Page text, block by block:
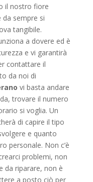
il nostro fiore
da sempre si
tangibile.
a dovere ed è
e vi garantirà
contattare il
da noi di
vi basta andare
trovare il numero
si voglia. Un
di capire il tipo
e quanto
personale. Non c’è
problemi, non
da riparare, non è
a posto ciò per